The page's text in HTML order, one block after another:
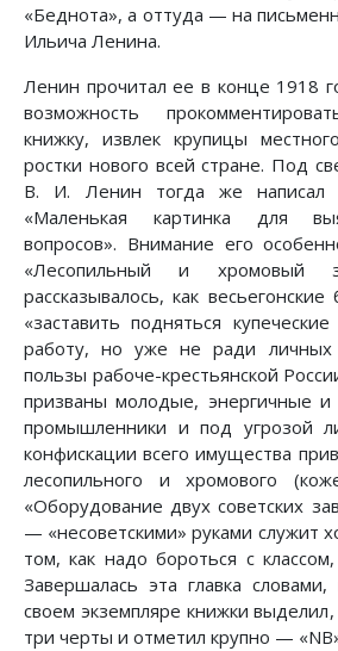
«Беднота», а оттуда — на
Ильича Ленина.
Ленин прочитал ее в конце 1918
возможность
книжку, извлек крупицы
ростки нового всей стране. Под
В. И. Ленин тогда же написал
«Маленькая картинка для
вопросов». Внимание его
«Лесопильный и хромовый
рассказывалось, как
«заставить подняться
работу, но уже не ради
пользы рабоче-крестьянской
призваны молодые, энергичные
промышленники и под угрозой
конфискации всего имущества
лесопильного и хромового
«Оборудование двух советских
— «несоветскими» руками служит
том, как надо бороться с
Завершалась эта главка
своем экземпляре книжки
три черты и отметил крупно —